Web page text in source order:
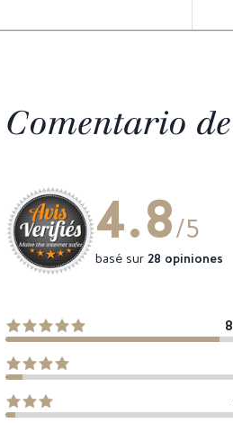
Comentario
4.8/5
basé sur 28 opiniones